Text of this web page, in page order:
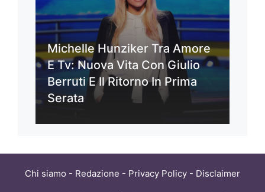
Michelle Hunziker Tra Amore
E Tv: Nuova Vita Con Giulio
Berruti E Il Ritorno In Prima
Serata
Chi siamo - Redazione - Privacy Policy - Disclaimer